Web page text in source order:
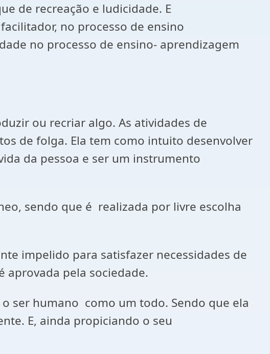
de recreação e ludicidade. E
no processo de ensino
no processo de ensino- aprendizagem
ou recriar algo. As atividades de
de folga. Ela tem como intuito desenvolver
da pessoa e ser um instrumento
sendo que é realizada por livre escolha
impelido para satisfazer necessidades de
aprovada pela sociedade.
ser humano como um todo. Sendo que ela
E, ainda propiciando o seu